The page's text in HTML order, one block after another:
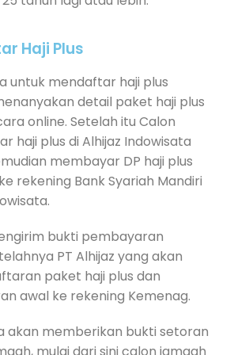
Haji Plus
untuk mendaftar haji plus
detail paket haji plus
online. Setelah itu Calon
haji plus di Alhijaz Indowisata
membayar DP haji plus
rekening Bank Syariah Mandiri
bukti pembayaran
PT Alhijaz yang akan
paket haji plus dan
awal ke rekening Kemenag.
akan memberikan bukti setoran